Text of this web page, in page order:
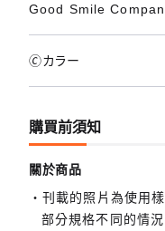
Good Smile
🄫カラー
購買前須知
關於商品
刊載的照片為使用
部分規格不同的情況